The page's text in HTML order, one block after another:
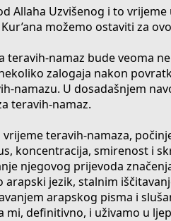
Allaha Uzvišenog i to
možemo ostaviti za
namaz bude veoma
zalogaja nakon
namazu. U dosadašnjem
teravih-namaz.
teravih-namaza,
koncentracija, smirenost i
njegovog prijevoda
jezik, stalnim
arapskog pisma i
definitivno, i uživamo u